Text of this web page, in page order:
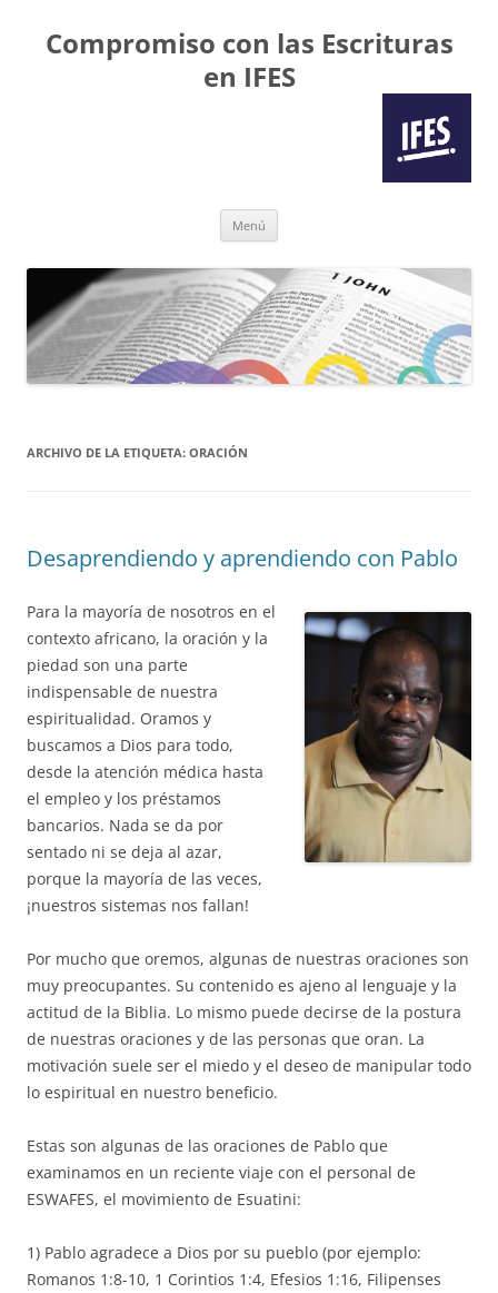
Compromiso con las Escrituras
en IFES
Menú
ARCHIVO DE LA ETIQUETA: ORACIÓN
Desaprendiendo y aprendiendo con Pablo
Para la mayoría de nosotros en el
contexto africano, la oración y la
piedad son una parte
indispensable de nuestra
espiritualidad. Oramos y
buscamos a Dios para todo,
desde la atención médica hasta
el empleo y los préstamos
bancarios. Nada se da por
sentado ni se deja al azar,
porque la mayoría de las veces,
¡nuestros sistemas nos fallan!
Por mucho que oremos, algunas de nuestras oraciones son
muy preocupantes. Su contenido es ajeno al lenguaje y la
actitud de la Biblia. Lo mismo puede decirse de la postura
de nuestras oraciones y de las personas que oran. La
motivación suele ser el miedo y el deseo de manipular todo
lo espiritual en nuestro beneficio.
Estas son algunas de las oraciones de Pablo que
examinamos en un reciente viaje con el personal de
ESWAFES, el movimiento de Esuatini:
1) Pablo agradece a Dios por su pueblo (por ejemplo:
Romanos 1:8-10, 1 Corintios 1:4, Efesios 1:16, Filipenses